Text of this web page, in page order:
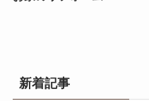
新着記事